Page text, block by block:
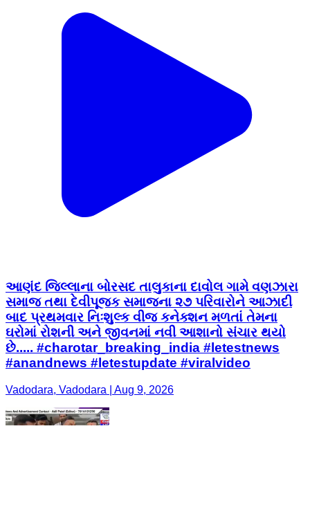
આણંદ જિલ્લાના બોરસદ તાલુકાના દાવોલ ગામે વણઝારા
સમાજ તથા દેવીપૂજક સમાજના ૨૭ પરિવારોને આઝાદી
બાદ પ્રથમવાર નિઃશુલ્ક વીજ કનેક્શન મળતાં તેમના
ઘરોમાં રોશની અને જીવનમાં નવી આશાનો સંચાર થયો
છે..... #charotar_breaking_india #letestnews
#anandnews #letestupdate #viralvideo
Vadodara, Vadodara | Aug 9, 2026